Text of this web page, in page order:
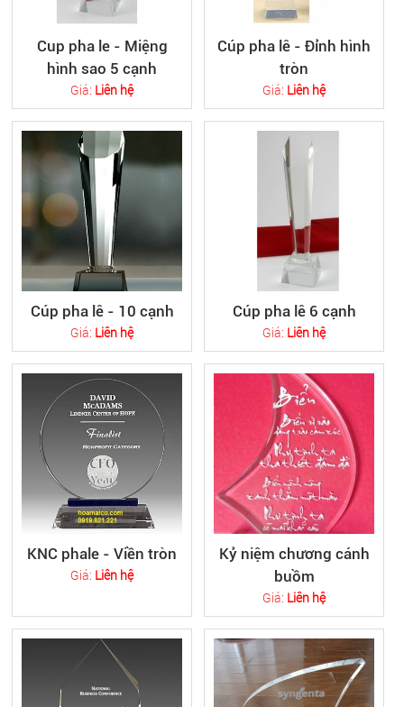
Cup pha le - Miệng
hình sao 5 cạnh
Giá: Liên hệ
Cúp pha lê - Đỉnh hình
tròn
Giá: Liên hệ
Cúp pha lê - 10 cạnh
Giá: Liên hệ
Cúp pha lê 6 cạnh
Giá: Liên hệ
KNC phale - Viền tròn
Giá: Liên hệ
Kỷ niệm chương cánh
buồm
Giá: Liên hệ